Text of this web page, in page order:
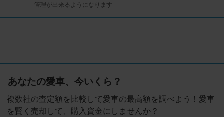
管理が出来るようになります
あなたの愛車、今いくら？
複数社の査定額を比較して愛車の最高額を調べよう！愛車
を賢く売却して、購入資金にしませんか？